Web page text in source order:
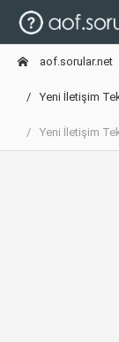
aof.sorular.net
Yeni İletişim
Yeni İletişim